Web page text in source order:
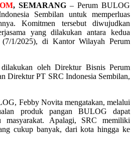
, SEMARANG – Perum BULOG
Sembilan untuk memperluas
Komitmen tersebut diwujudkan
yang dilakukan antara kedua
1/2025), di Kantor Wilayah Perum
dilakukan oleh Direktur Bisnis Perum
Direktur PT SRC Indonesia Sembilan,
Febby Novita mengatakan, melalui
produk pangan BULOG dapat
masyarakat. Apalagi, SRC memiliki
cukup banyak, dari kota hingga ke